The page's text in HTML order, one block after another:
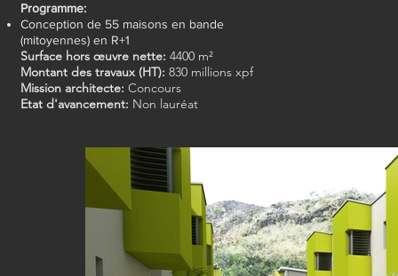
Programme:
Conception de 55 maisons en bande
(mitoyennes) en R+1
Surface hors œuvre nette: 4400 m²
Montant des travaux (HT): 830 millions xpf
Mission architecte: Concours
Etat d'avancement: Non lauréat